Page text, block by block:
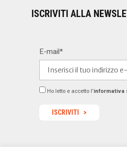
ISCRIVITI ALLA
E-mail*
Ho letto e accetto l'informativa